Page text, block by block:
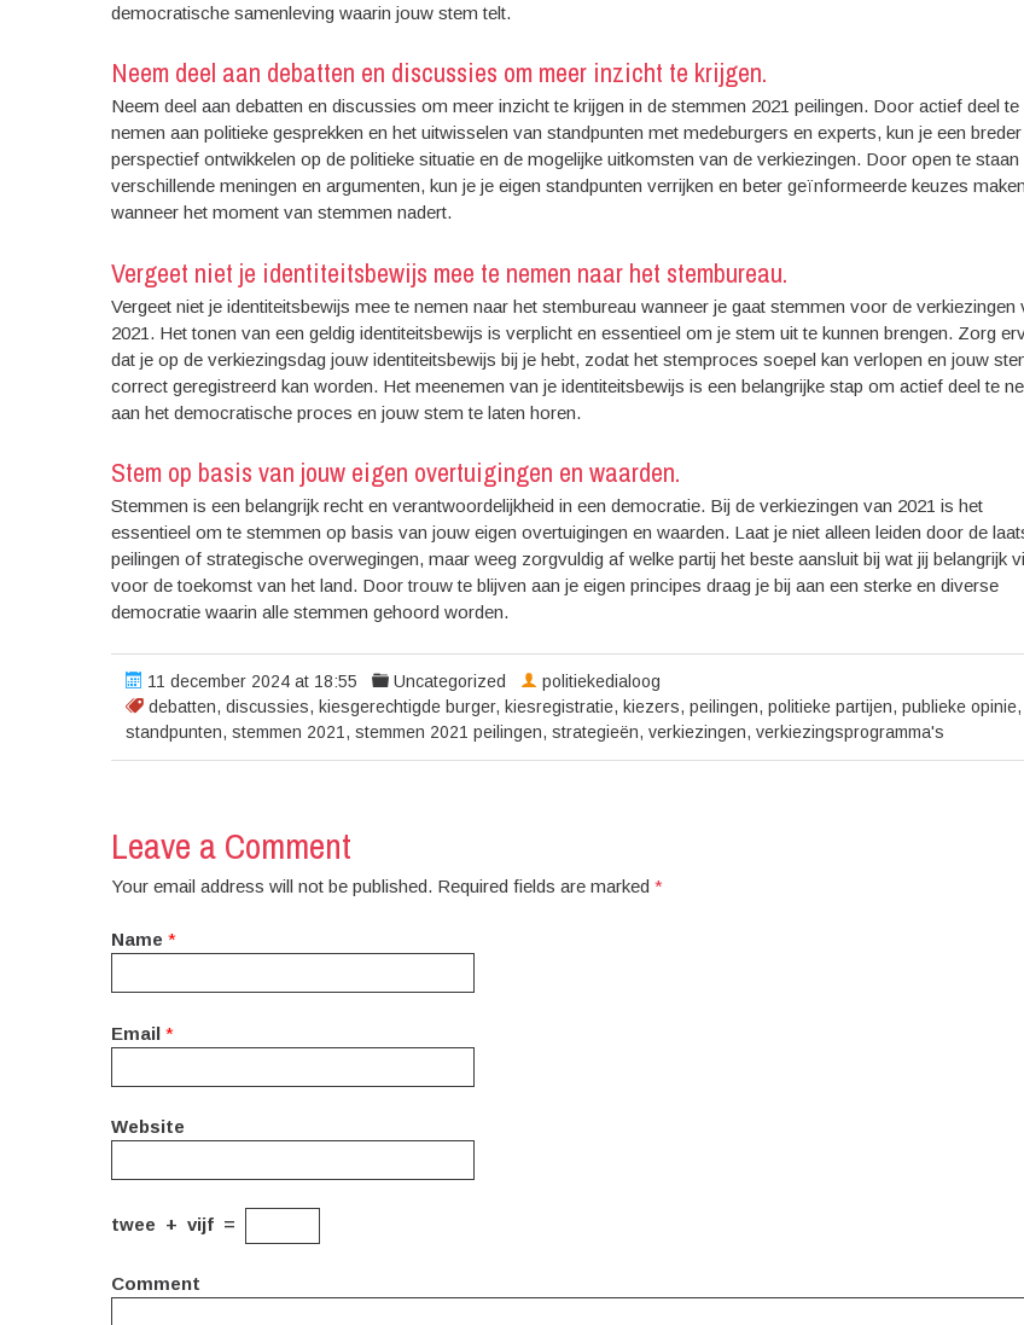
democratische samenleving waarin jouw stem telt.
Neem deel aan debatten en discussies om meer inzicht te krijgen.
Neem deel aan debatten en discussies om meer inzicht te krijgen in de stemmen 2021 peilingen. Door actief deel te
nemen aan politieke gesprekken en het uitwisselen van standpunten met medeburgers en experts, kun je een breder
perspectief ontwikkelen op de politieke situatie en de mogelijke uitkomsten van de verkiezingen. Door open te
verschillende meningen en argumenten, kun je je eigen standpunten verrijken en beter geïnformeerde keuzes maken
wanneer het moment van stemmen nadert.
Vergeet niet je identiteitsbewijs mee te nemen naar het stembureau.
Vergeet niet je identiteitsbewijs mee te nemen naar het stembureau wanneer je gaat stemmen voor de verkiezingen
2021. Het tonen van een geldig identiteitsbewijs is verplicht en essentieel om je stem uit te kunnen brengen. Zorg
dat je op de verkiezingsdag jouw identiteitsbewijs bij je hebt, zodat het stemproces soepel kan verlopen en jouw
correct geregistreerd kan worden. Het meenemen van je identiteitsbewijs is een belangrijke stap om actief deel te
aan het democratische proces en jouw stem te laten horen.
Stem op basis van jouw eigen overtuigingen en waarden.
Stemmen is een belangrijk recht en verantwoordelijkheid in een democratie. Bij de verkiezingen van 2021 is het
essentieel om te stemmen op basis van jouw eigen overtuigingen en waarden. Laat je niet alleen leiden door de
peilingen of strategische overwegingen, maar weeg zorgvuldig af welke partij het beste aansluit bij wat jij belangrijk
voor de toekomst van het land. Door trouw te blijven aan je eigen principes draag je bij aan een sterke en diverse
democratie waarin alle stemmen gehoord worden.
11 december 2024 at 18:55
Uncategorized
debatten, discussies, kiesgerechtigde burger, kiesregistratie, kiezers, peilingen, politieke partijen, publieke opinie,
standpunten, stemmen 2021 , stemmen 2021 peilingen, strategieën, verkiezingen, verkiezingsprogramma's
politiekedialoog
Leave a Comment
Your email address will not be published. Required fields are marked *
Name *
Email *
Website
twee + vijf =
Comment